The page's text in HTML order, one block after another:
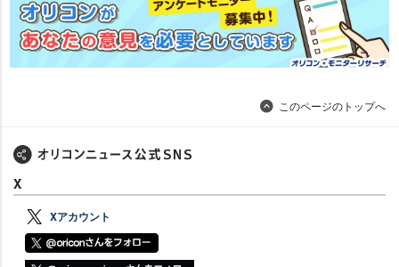
このページのトップへ
X
Xアカウント